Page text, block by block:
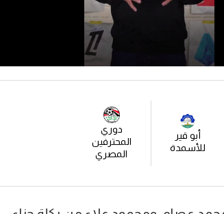
أبو قير
للأسمدة
دوري
المحترفين
المصري